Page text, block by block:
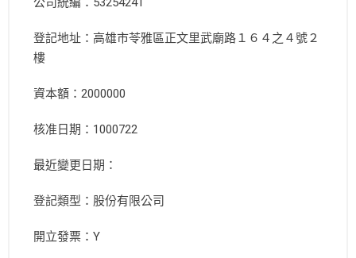
登記地址：高雄市苓雅區正文里武廟路１６４之４號２
樓
資本額：2000000
核准日期：1000722
最近變更日期：
登記類型：股份有限公司
開立發票：Y